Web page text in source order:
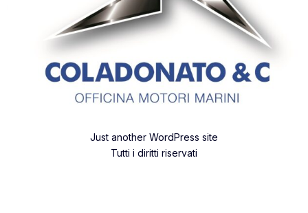
Just another WordPress site
Tutti i diritti riservati